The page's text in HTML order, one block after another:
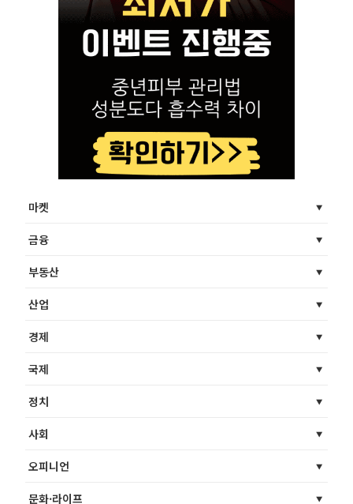
마켓
금융
부동산
산업
경제
국제
정치
사회
오피니언
문화·라이프